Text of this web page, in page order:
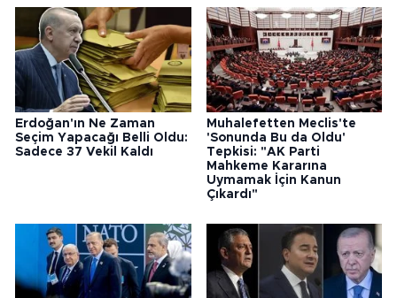
Erdoğan'ın Ne Zaman
Seçim Yapacağı Belli Oldu:
Sadece 37 Vekil Kaldı
Muhalefetten Meclis'te
'Sonunda Bu da Oldu'
Tepkisi: "AK Parti
Mahkeme Kararına
Uymamak İçin Kanun
Çıkardı"